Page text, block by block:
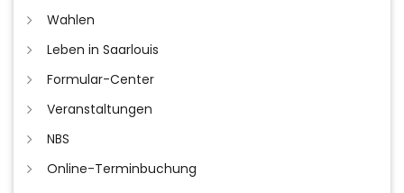
Wahlen
Leben in Saarlouis
Formular-Center
Veranstaltungen
NBS
Online-Terminbuchung